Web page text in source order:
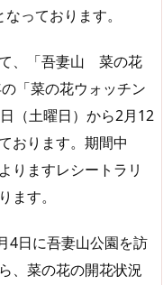
っております。
、「吾妻山 菜の花
「菜の花ウォッチン
（土曜日）から2月12
おります。期間中
りますレシートラリ
ます。
4日に吾妻山公園を訪
、菜の花の開花状況